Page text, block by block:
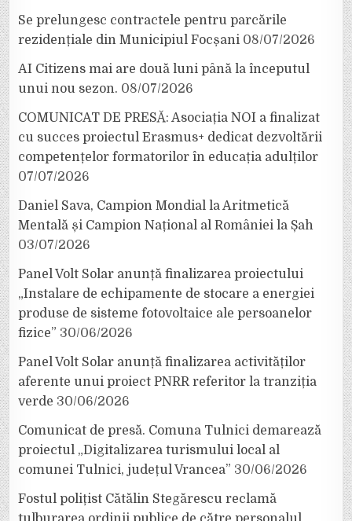
Se prelungesc contractele pentru parcările
rezidențiale din Municipiul Focșani 08/07/2026
AI Citizens mai are două luni până la începutul
unui nou sezon. 08/07/2026
COMUNICAT DE PRESĂ: Asociația NOI a finalizat
cu succes proiectul Erasmus+ dedicat dezvoltării
competențelor formatorilor în educația adulților
07/07/2026
Daniel Sava, Campion Mondial la Aritmetică
Mentală și Campion Național al României la Șah
03/07/2026
Panel Volt Solar anunță finalizarea proiectului
„Instalare de echipamente de stocare a energiei
produse de sisteme fotovoltaice ale persoanelor
fizice” 30/06/2026
Panel Volt Solar anunță finalizarea activităților
aferente unui proiect PNRR referitor la tranziția
verde 30/06/2026
Comunicat de presă. Comuna Tulnici demarează
proiectul „Digitalizarea turismului local al
comunei Tulnici, județul Vrancea” 30/06/2026
Fostul polițist Cătălin Stegărescu reclamă